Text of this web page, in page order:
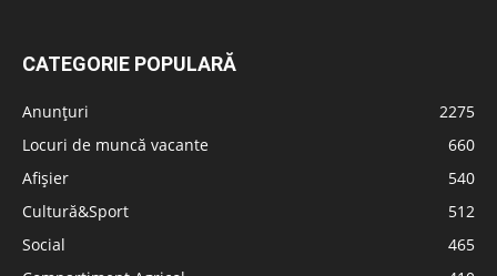
CATEGORIE POPULARĂ
Anunțuri
2275
Locuri de muncă vacante
660
Afișier
540
Cultură&Sport
512
Social
465